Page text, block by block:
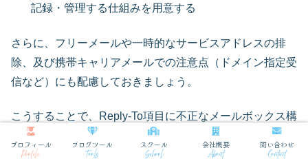
記録・管理する仕組みを用意する
さらに、フリーメールや一時的なサービスアドレスの排
除、及び携帯キャリアメールでの注意点（ドメイン指定受
信など）にも配慮しておきましょう。
こうすることで、Reply-To項目に不正なメールボックス構
文が設定されるリスクを最小限に抑えられます。
プロフィール
Profile
ブログツール
Tools
スクール
School
会社概要
About
問い合わせ
Contact